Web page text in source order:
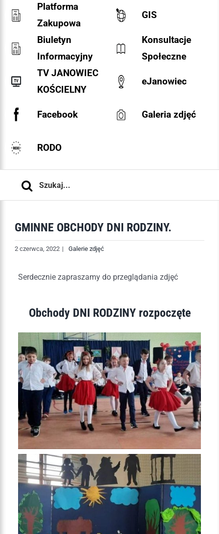
Platforma
Zakupowa
GIS
Biuletyn
Informacyjny
Konsultacje
Społeczne
TV JANOWIEC
KOŚCIELNY
eJanowiec
Facebook Galeria zdjęć
RODO
GMINNE OBCHODY DNI RODZINY.
2 czerwca, 2022 | Galerie zdjęć
Serdecznie zapraszamy do przeglądania zdjęć
Obchody DNI RODZINY rozpoczęte